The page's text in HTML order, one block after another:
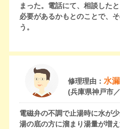
まった。電話にて、相談した
必要があるかもとのことで、
う。
修理理由： 水
(兵庫県神戸市
電磁弁の不調で止湯時に水が
湯の底の方に溜まり湯量が増